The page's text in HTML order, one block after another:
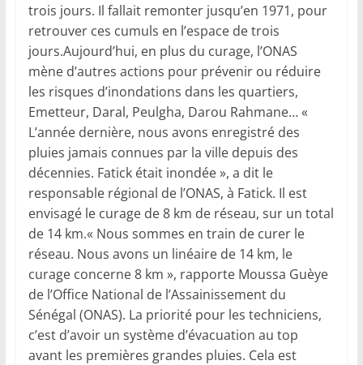
trois jours. Il fallait remonter jusqu’en 1971, pour
retrouver ces cumuls en l’espace de trois
jours.Aujourd’hui, en plus du curage, l’ONAS
mène d’autres actions pour prévenir ou réduire
les risques d’inondations dans les quartiers,
Emetteur, Daral, Peulgha, Darou Rahmane… «
L’année dernière, nous avons enregistré des
pluies jamais connues par la ville depuis des
décennies. Fatick était inondée », a dit le
responsable régional de l’ONAS, à Fatick. Il est
envisagé le curage de 8 km de réseau, sur un total
de 14 km.« Nous sommes en train de curer le
réseau. Nous avons un linéaire de 14 km, le
curage concerne 8 km », rapporte Moussa Guèye
de l’Office National de l’Assainissement du
Sénégal (ONAS). La priorité pour les techniciens,
c’est d’avoir un système d’évacuation au top
avant les premières grandes pluies. Cela est